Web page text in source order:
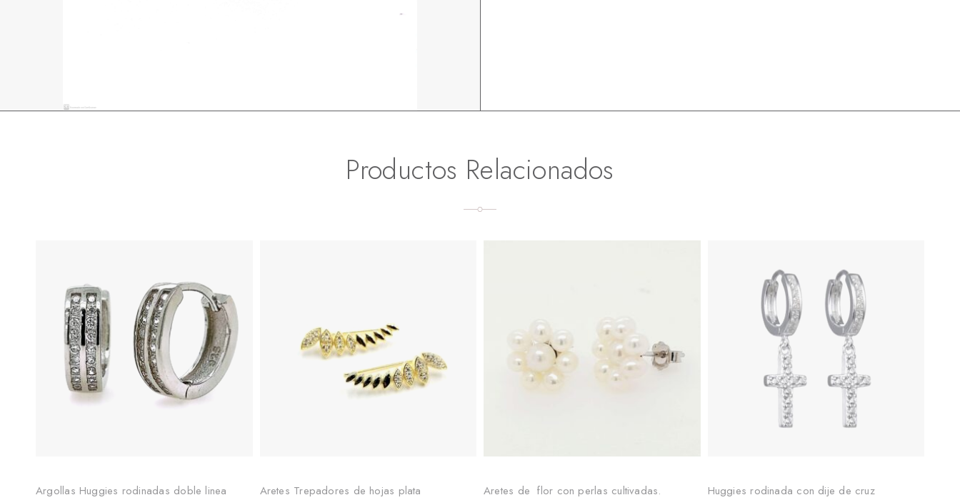
Productos Relacionados
Argollas Huggies rodinadas doble linea
Aretes Trepadores de hojas plata
Aretes de flor con perlas cultivadas.
Huggies rodinada con dije de cruz